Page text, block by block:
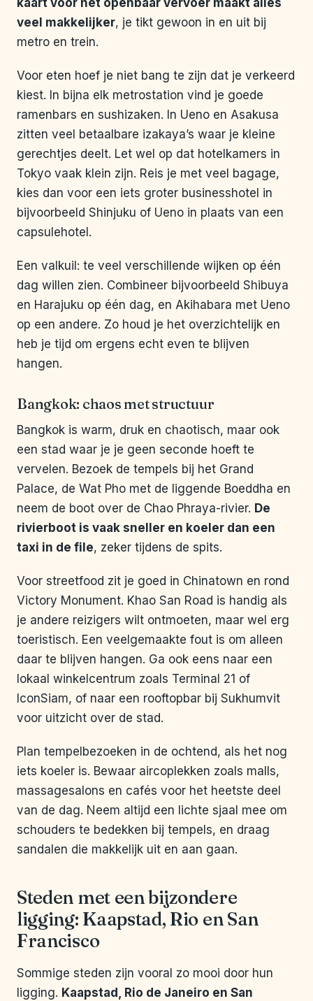
kaart voor het openbaar vervoer maakt alles
veel makkelijker, je tikt gewoon in en uit bij
metro en trein.
Voor eten hoef je niet bang te zijn dat je verkeerd
kiest. In bijna elk metrostation vind je goede
ramenbars en sushizaken. In Ueno en Asakusa
zitten veel betaalbare izakaya’s waar je kleine
gerechtjes deelt. Let wel op dat hotelkamers in
Tokyo vaak klein zijn. Reis je met veel bagage,
kies dan voor een iets groter businesshotel in
bijvoorbeeld Shinjuku of Ueno in plaats van een
capsulehotel.
Een valkuil: te veel verschillende wijken op één
dag willen zien. Combineer bijvoorbeeld Shibuya
en Harajuku op één dag, en Akihabara met Ueno
op een andere. Zo houd je het overzichtelijk en
heb je tijd om ergens echt even te blijven
hangen.
Bangkok: chaos met structuur
Bangkok is warm, druk en chaotisch, maar ook
een stad waar je je geen seconde hoeft te
vervelen. Bezoek de tempels bij het Grand
Palace, de Wat Pho met de liggende Boeddha en
neem de boot over de Chao Phraya-rivier. De
rivierboot is vaak sneller en koeler dan een
taxi in de file, zeker tijdens de spits.
Voor streetfood zit je goed in Chinatown en rond
Victory Monument. Khao San Road is handig als
je andere reizigers wilt ontmoeten, maar wel erg
toeristisch. Een veelgemaakte fout is om alleen
daar te blijven hangen. Ga ook eens naar een
lokaal winkelcentrum zoals Terminal 21 of
IconSiam, of naar een rooftopbar bij Sukhumvit
voor uitzicht over de stad.
Plan tempelbezoeken in de ochtend, als het nog
iets koeler is. Bewaar aircoplekken zoals malls,
massagesalons en cafés voor het heetste deel
van de dag. Neem altijd een lichte sjaal mee om
schouders te bedekken bij tempels, en draag
sandalen die makkelijk uit en aan gaan.
Steden met een bijzondere
ligging: Kaapstad, Rio en San
Francisco
Sommige steden zijn vooral zo mooi door hun
ligging. Kaapstad, Rio de Janeiro en San